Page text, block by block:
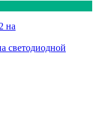
светодиодной